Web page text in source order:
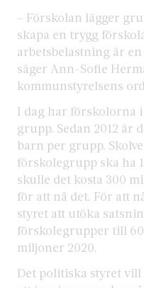
– Förskolan lägger
skapa en trygg
arbetsbelastning är
säger Ann-Sofie
kommunstyrelsens
I dag har förskolorna
grupp. Sedan 2012 är
barn per grupp.
förskolegrupp ska ha
skulle det kosta 300
för att nå det. För att
styret att utöka
förskolegrupper till
miljoner 2020.
Det politiska styret